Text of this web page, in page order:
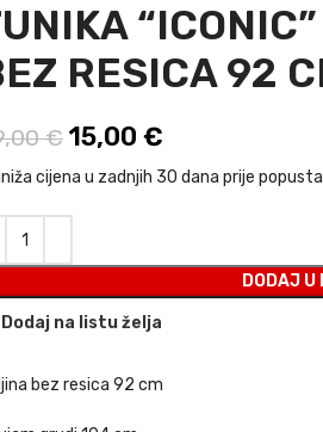
RESICA 92
€ Izvorna cijena bila je:
15,00 €
cijena u zadnjih 30 dana prije
DODAJ U
Dodaj na listu želja
bez resica 92 cm